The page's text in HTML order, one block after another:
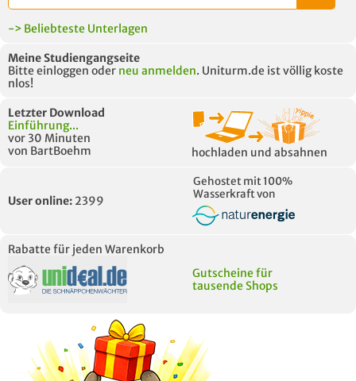
-> Beliebteste Unterlagen
Meine Studiengangseite
Bitte einloggen oder neu anmelden. Uniturm.de ist völlig koste
nlos!
Letzter Download
Einführung...
vor 30 Minuten
von BartBoehm
hochladen und absahnen
User online: 2399
Gehostet mit 100%
Wasserkraft von
Rabatte für jeden Warenkorb
Gutscheine für
tausende Shops